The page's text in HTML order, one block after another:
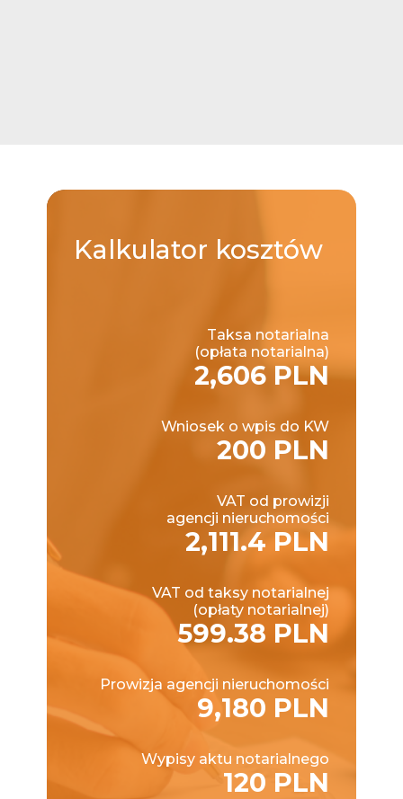
Kalkulator kosztów
Taksa notarialna
(opłata notarialna)
2,606 PLN
Wniosek o wpis do KW
200 PLN
VAT od prowizji
agencji nieruchomości
2,111.4 PLN
VAT od taksy notarialnej
(opłaty notarialnej)
599.38 PLN
Prowizja agencji nieruchomości
9,180 PLN
Wypisy aktu notarialnego
120 PLN